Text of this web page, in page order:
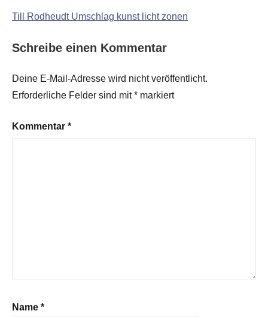
Till Rodheudt Umschlag kunst licht zonen
Schreibe einen Kommentar
Deine E-Mail-Adresse wird nicht veröffentlicht.
Erforderliche Felder sind mit* markiert
Kommentar *
Name *